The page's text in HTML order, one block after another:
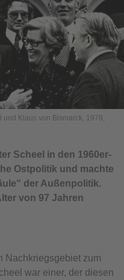
Klaus von Bismarck, 1978,
Scheel in den 1960er-
Ostpolitik und machte
der Außenpolitik.
von 97 Jahren
Nachkriegsgebiet zum
war einer, der diesen